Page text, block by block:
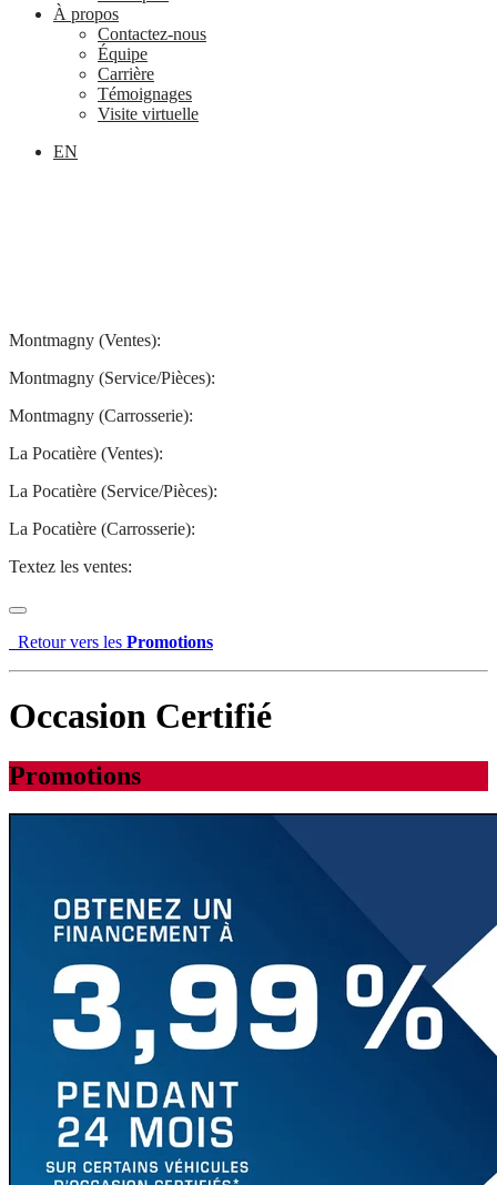
À propos
Contactez-nous
Équipe
Carrière
Témoignages
Visite virtuelle
EN
Montmagny (Ventes):
Montmagny (Service/Pièces):
Montmagny (Carrosserie):
La Pocatière (Ventes):
La Pocatière (Service/Pièces):
La Pocatière (Carrosserie):
Textez les ventes:
Retour vers les Promotions
Occasion Certifié
Promotions